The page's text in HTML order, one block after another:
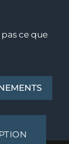
ce que